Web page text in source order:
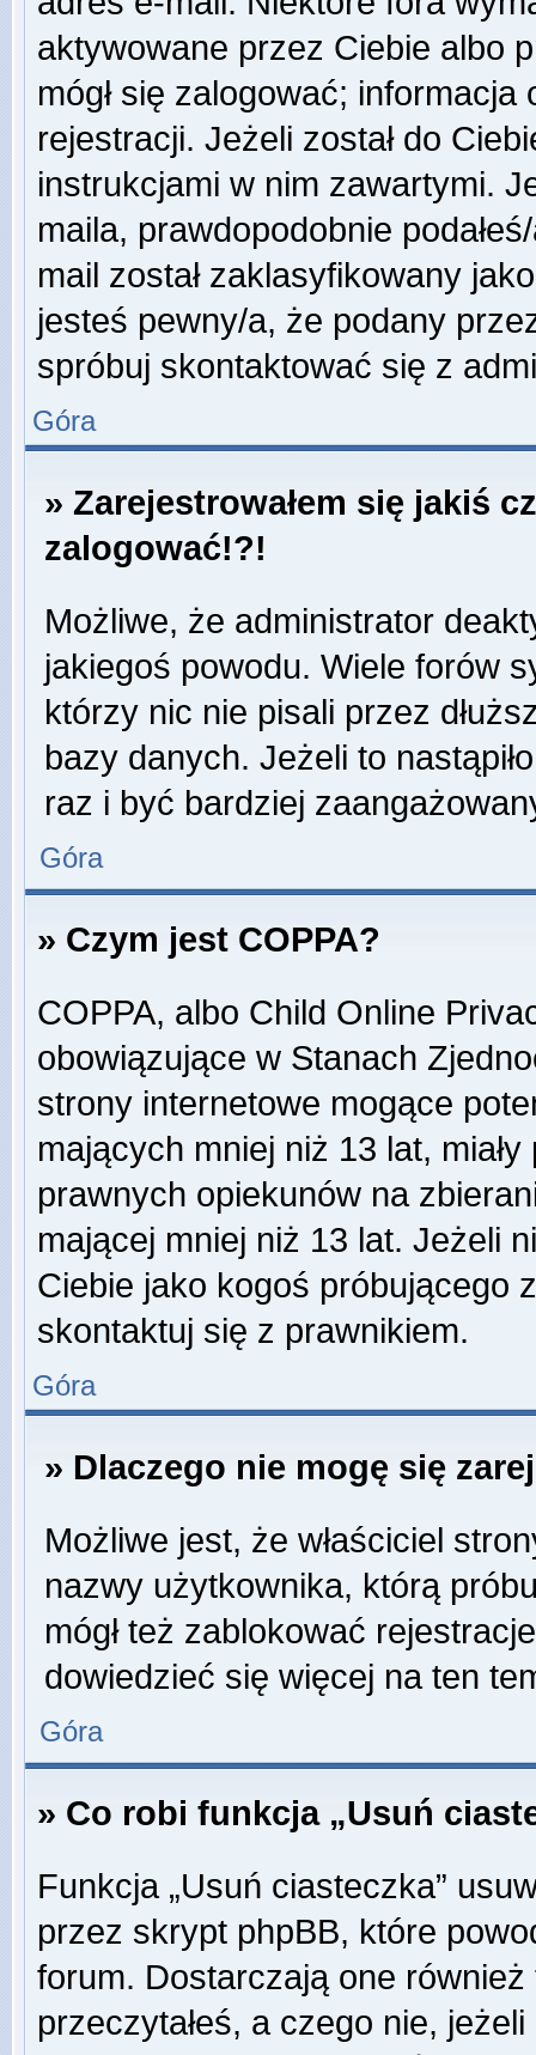
aktywowane przez Ciebie albo
mógł się zalogować;
rejestracji. Jeżeli został do
instrukcjami w nim zawartymi.
maila, prawdopodobnie
mail został zaklasyfikowany
jesteś pewny/a, że podany
spróbuj skontaktować się z
Góra
» Zarejestrowałem się jakiś
zalogować!?!
Możliwe, że administrator
jakiegoś powodu. Wiele forów
którzy nic nie pisali przez
bazy danych. Jeżeli to
raz i być bardziej
Góra
» Czym jest COPPA?
COPPA, albo Child Online
obowiązujące w Stanach
strony internetowe mogące
mających mniej niż 13 lat,
prawnych opiekunów na
mającej mniej niż 13 lat. Jeżeli
Ciebie jako kogoś próbującego
skontaktuj się z prawnikiem.
Góra
» Dlaczego nie mogę się
Możliwe jest, że właściciel
nazwy użytkownika, którą
mógł też zablokować
dowiedzieć się więcej na ten
Góra
» Co robi funkcja „Usuń
Funkcja „Usuń ciasteczka”
przez skrypt phpBB, które
forum. Dostarczają one
przeczytałeś, a czego nie,